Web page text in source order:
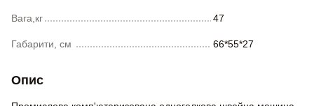
Вага,кг 47
Габарити, см 66*55*27
Опис